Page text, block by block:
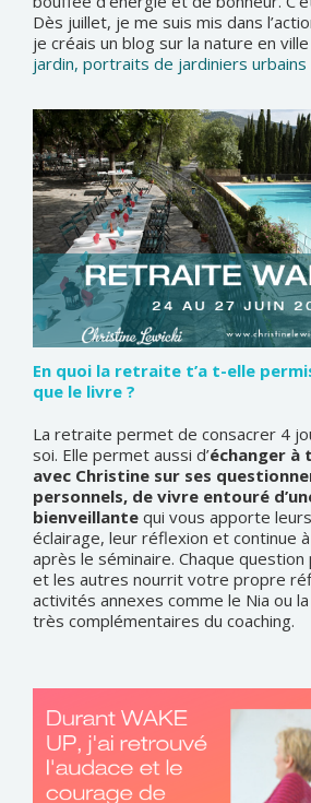
Dès juillet, je me suis mis dans
je créais un blog sur la nature en ville
jardin, portraits de jardiniers urbains
En quoi la retraite t’a t-elle
que le livre ?
La retraite permet de consacrer 4
soi. Elle permet aussi d’échanger à
avec Christine sur ses
personnels, de vivre entouré
bienveillante qui vous apporte
éclairage, leur réflexion et continue
après le séminaire. Chaque
et les autres nourrit votre propre
activités annexes comme le Nia ou
très complémentaires du coaching.